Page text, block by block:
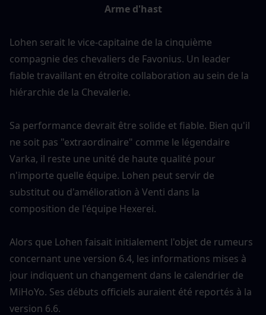
Arme d'hast
Lohen serait le vice-capitaine de la cinquième
compagnie des chevaliers de Favonius. Un leader
fiable travaillant en étroite collaboration au sein de la
hiérarchie de la Chevalerie.
Sa performance devrait être solide et fiable. Bien qu'il
ne soit pas "extraordinaire" comme le légendaire
Varka, il reste une unité de haute qualité pour
n'importe quelle équipe. Lohen peut servir de
substitut ou d'amélioration à Venti dans la
composition de l'équipe Hexerei.
Alors que Lohen faisait initialement l'objet de rumeurs
concernant une version 6.4, les informations mises à
jour indiquent un changement dans le calendrier de
MiHoYo. Ses débuts officiels auraient été reportés à la
version 6.6.